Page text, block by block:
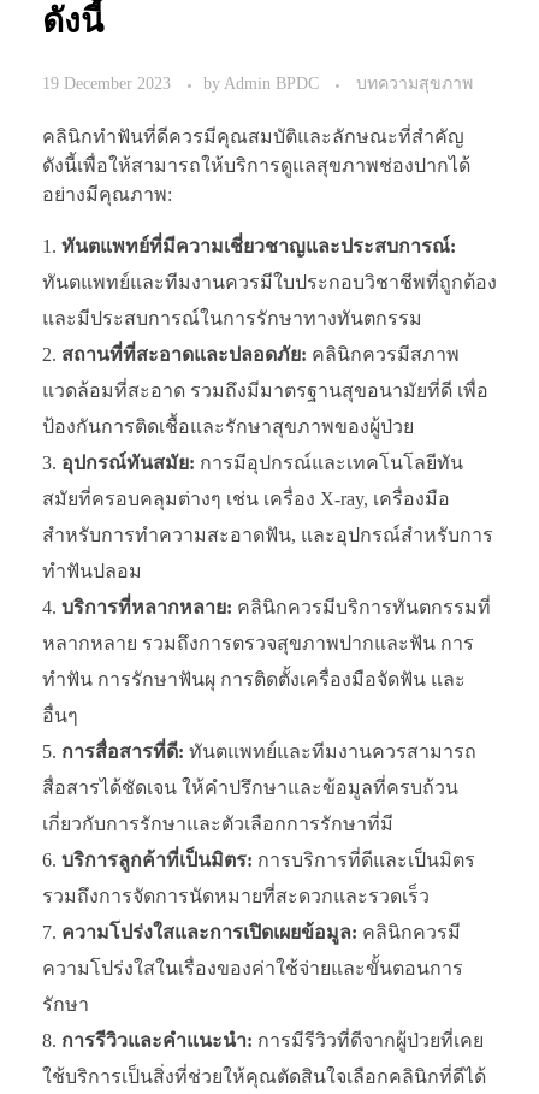
ดังนี้
19 December 2023 byAdmin BPDC บทความสุขภาพ
คลินิกทำฟันที่ดีควรมีคุณสมบัติและลักษณะที่สำคัญ
ดังนี้เพื่อให้สามารถให้บริการดูแลสุขภาพช่องปากได้
อย่างมีคุณภาพ:
ทันตแพทย์ที่มีความเชี่ยวชาญและประสบการณ์:
ทันตแพทย์และทีมงานควรมีใบประกอบวิชาชีพที่ถูกต้อง
และมีประสบการณ์ในการรักษาทางทันตกรรม
สถานที่ที่สะอาดและปลอดภัย: คลินิกควรมีสภาพ
แวดล้อมที่สะอาด รวมถึงมีมาตรฐานสุขอนามัยที่ดี เพื่อ
ป้องกันการติดเชื้อและรักษาสุขภาพของผู้ป่วย
อุปกรณ์ทันสมัย: การมีอุปกรณ์และเทคโนโลยีทัน
สมัยที่ครอบคลุมต่างๆ เช่น เครื่อง X-ray, เครื่องมือ
สำหรับการทำความสะอาดฟัน, และอุปกรณ์สำหรับการ
ทำฟันปลอม
บริการที่หลากหลาย: คลินิกควรมีบริการทันตกรรมที่
หลากหลาย รวมถึงการตรวจสุขภาพปากและฟัน การ
ทำฟัน การรักษาฟันผุ การติดตั้งเครื่องมือจัดฟัน และ
อื่นๆ
การสื่อสารที่ดี: ทันตแพทย์และทีมงานควรสามารถ
สื่อสารได้ชัดเจน ให้คำปรึกษาและข้อมูลที่ครบถ้วน
เกี่ยวกับการรักษาและตัวเลือกการรักษาที่มี
บริการลูกค้าที่เป็นมิตร: การบริการที่ดีและเป็นมิตร
รวมถึงการจัดการนัดหมายที่สะดวกและรวดเร็ว
ความโปร่งใสและการเปิดเผยข้อมูล: คลินิกควรมี
ความโปร่งใสในเรื่องของค่าใช้จ่ายและขั้นตอนการ
รักษา
การรีวิวและคำแนะนำ: การมีรีวิวที่ดีจากผู้ป่วยที่เคย
ใช้บริการเป็นสิ่งที่ช่วยให้คุณตัดสินใจเลือกคลินิกที่ดีได้